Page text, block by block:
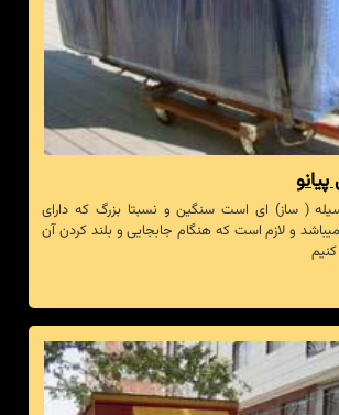
( ساز) ای است سنگین و نسبتا بزرگ که دارای
و لازم است که هنگام جابجایی و بلند کردن آن